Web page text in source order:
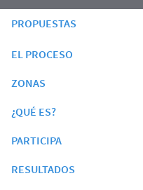
PROPUESTAS
EL PROCESO
ZONAS
¿QUÉ ES?
PARTICIPA
RESULTADOS